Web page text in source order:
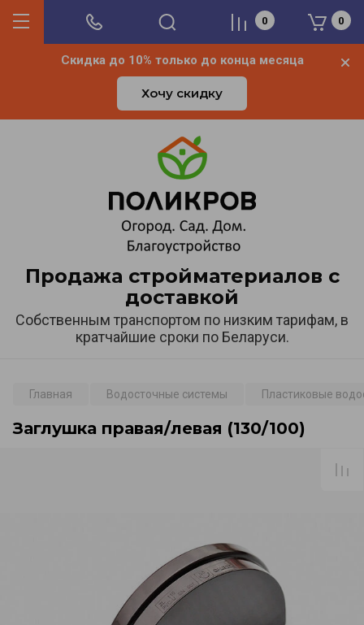
Скидка до 10% только до конца месяца
Хочу скидку
Продажа стройматериалов с
доставкой
Собственным транспортом по низким тарифам, в
кратчайшие сроки по Беларуси.
0 0
Главная Водосточные системы Пластиковые
Заглушка правая/левая (130/100)